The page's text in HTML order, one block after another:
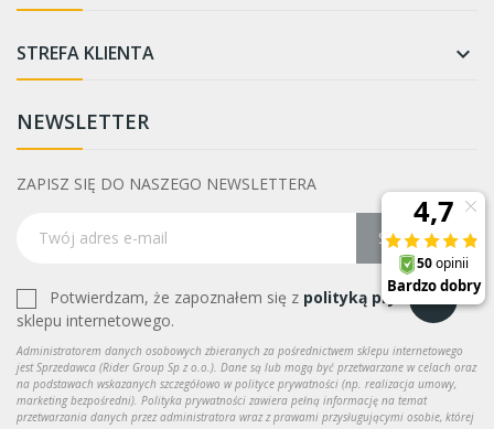
STREFA KLIENTA 
NEWSLETTER
ZAPISZ SIĘ DO NASZEGO NEWSLETTERA
Subskrybuj
Potwierdzam, że zapoznałem się z polityką prywatności
sklepu internetowego.
Administratorem danych osobowych zbieranych za pośrednictwem sklepu internetowego
jest Sprzedawca (Rider Group Sp z o.o.). Dane są lub mogą być przetwarzane w celach oraz
na podstawach wskazanych szczegółowo w polityce prywatności (np. realizacja umowy,
marketing bezpośredni). Polityka prywatności zawiera pełną informację na temat
przetwarzania danych przez administratora wraz z prawami przysługującymi osobie, której